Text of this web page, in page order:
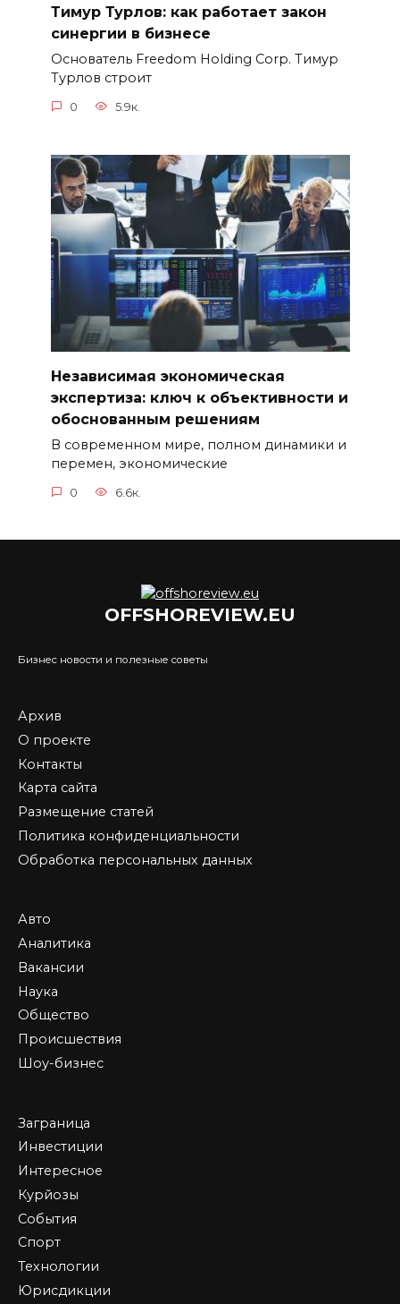
Тимур Турлов: как работает закон
синергии в бизнесе
Основатель Freedom Holding Corp. Тимур
Турлов строит
0 5.9к.
Независимая экономическая
экспертиза: ключ к объективности и
обоснованным решениям
В современном мире, полном динамики и
перемен, экономические
0 6.6к.
OFFSHOREVIEW.EU
Бизнес новости и полезные советы
Архив
О проекте
Контакты
Карта сайта
Размещение статей
Политика конфиденциальности
Обработка персональных данных
Авто
Аналитика
Вакансии
Наука
Общество
Происшествия
Шоу-бизнес
Заграница
Инвестиции
Интересное
Курйозы
События
Спорт
Технологии
Юрисдикции